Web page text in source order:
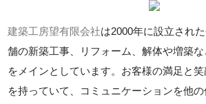
建築工房望有限会社は2000年に設立され
舗の新築工事、リフォーム、解体や増築
をメインとしています。お客様の満足と笑
を持っていて、コミュニケーションを他